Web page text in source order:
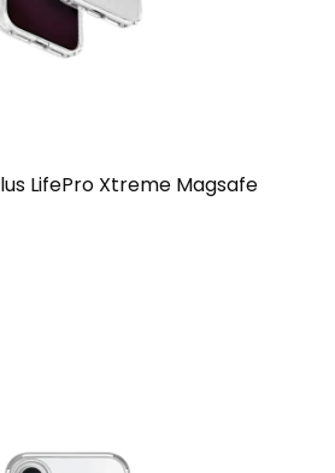
LifePro Xtreme Magsafe